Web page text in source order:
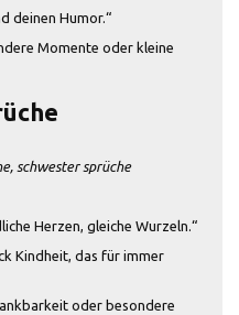
deinen Humor.“
Momente oder kleine
schwester sprüche
Herzen, gleiche Wurzeln.“
Kindheit, das für immer
oder besondere